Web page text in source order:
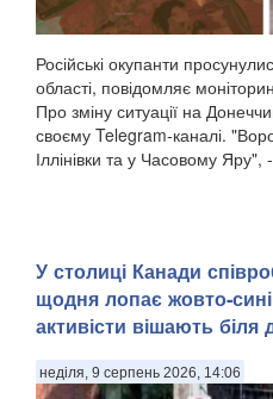
Російські окупанти
області, повідомляє
Про зміну ситуації на
своєму Telegram-каналі.
Іллінівки та у Часовому Яру",
У столиці Канади
щодня лопає жовто-сині
активісти вішають біля
неділя, 9 серпень 2026, 14:06